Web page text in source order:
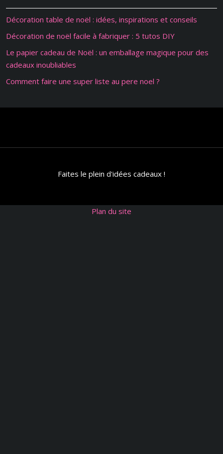
Décoration table de noël : idées, inspirations et conseils
Décoration de noël facile à fabriquer : 5 tutos DIY
Le papier cadeau de Noël : un emballage magique pour des
cadeaux inoubliables
Comment faire une super liste au pere noel ?
Faites le plein d'idées cadeaux !
Plan du site